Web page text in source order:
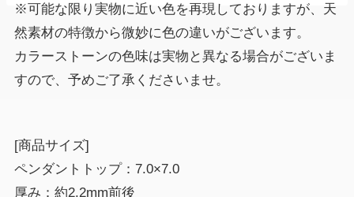
※可能な限り実物に近い色を再現しておりますが、天
然素材の特徴から微妙に色の違いがございます。
カラーストーンの色味は実物と異なる場合がございま
すので、予めご了承くださいませ。
[商品サイズ]
ペンダントトップ：7.0×7.0
厚み：約2.2mm前後